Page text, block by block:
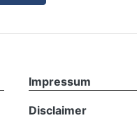
Impressum
Disclaimer